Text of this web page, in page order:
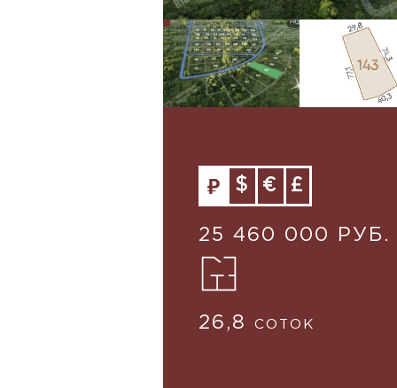
$ € £
25 460 000 РУБ.
26,8 СОТОК